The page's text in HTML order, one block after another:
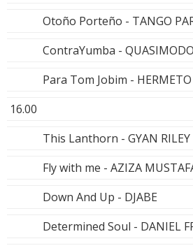
Otoño Porteño - TANGO
ContraYumba -
Para Tom Jobim - HERMETO
16.00
This Lanthorn - GYAN RILEY
Fly with me - AZIZA
Down And Up - DJABE
Determined Soul - DANIEL